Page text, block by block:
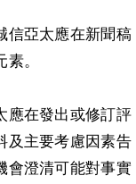
信亞太應在新聞稿
。
應在發出或修訂評
及主要考慮因素告
會澄清可能對事實